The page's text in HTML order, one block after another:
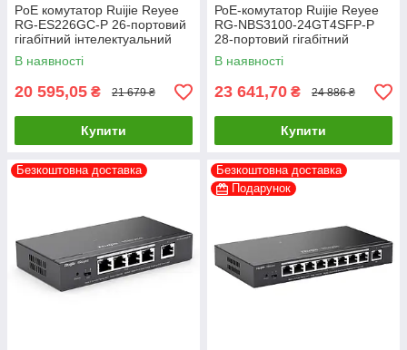
PoE комутатор Ruijie Reyee
RG-ES226GC-P 26-портовий
гігабітний інтелектуальний
В наявності
20 595,05 ₴ 21 679 ₴
Купити
РоЕ-комутатор Ruijie Reyee
RG-NBS3100-24GT4SFP-P
28-портовий гігабітний
хмарний керований
В наявності
23 641,70 ₴ 24 886 ₴
Купити
Безкоштовна доставка
Безкоштовна доставка
Подарунок